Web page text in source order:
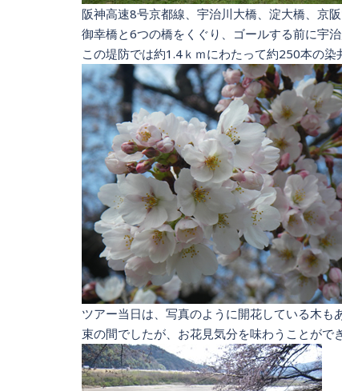
阪神高速8号京都線、宇治川大橋、淀大橋、京
御幸橋と6つの橋をくぐり、ゴールする前に宇治
この堤防では約1.4ｋｍにわたって約250本の染
ツアー当日は、写真のように開花している木も
束の間でしたが、お花見気分を味わうことがで